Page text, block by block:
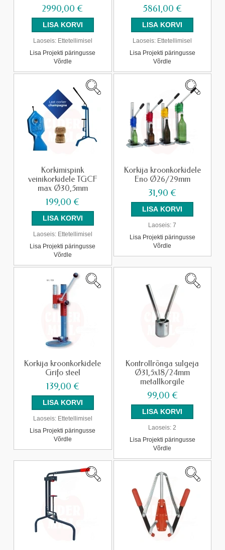
2990,00 €
Laoseis: Ettetellimisel
Lisa Projekti päringusse
Võrdle
5861,00 €
Laoseis: Ettetellimisel
Lisa Projekti päringusse
Võrdle
Korkimispink
veinikorkidele TGCF
max Ø30,5mm
199,00 €
Laoseis: Ettetellimisel
Lisa Projekti päringusse
Võrdle
Korkija kroonkorkidele
Eno Ø26/29mm
31,90 €
Laoseis: 7
Lisa Projekti päringusse
Võrdle
Korkija kroonkorkidele
Grifo steel
139,00 €
Laoseis: Ettetellimisel
Lisa Projekti päringusse
Võrdle
Kontrollrõnga sulgeja
Ø31,5x18/24mm
metallkorgile
99,00 €
Laoseis: 2
Lisa Projekti päringusse
Võrdle